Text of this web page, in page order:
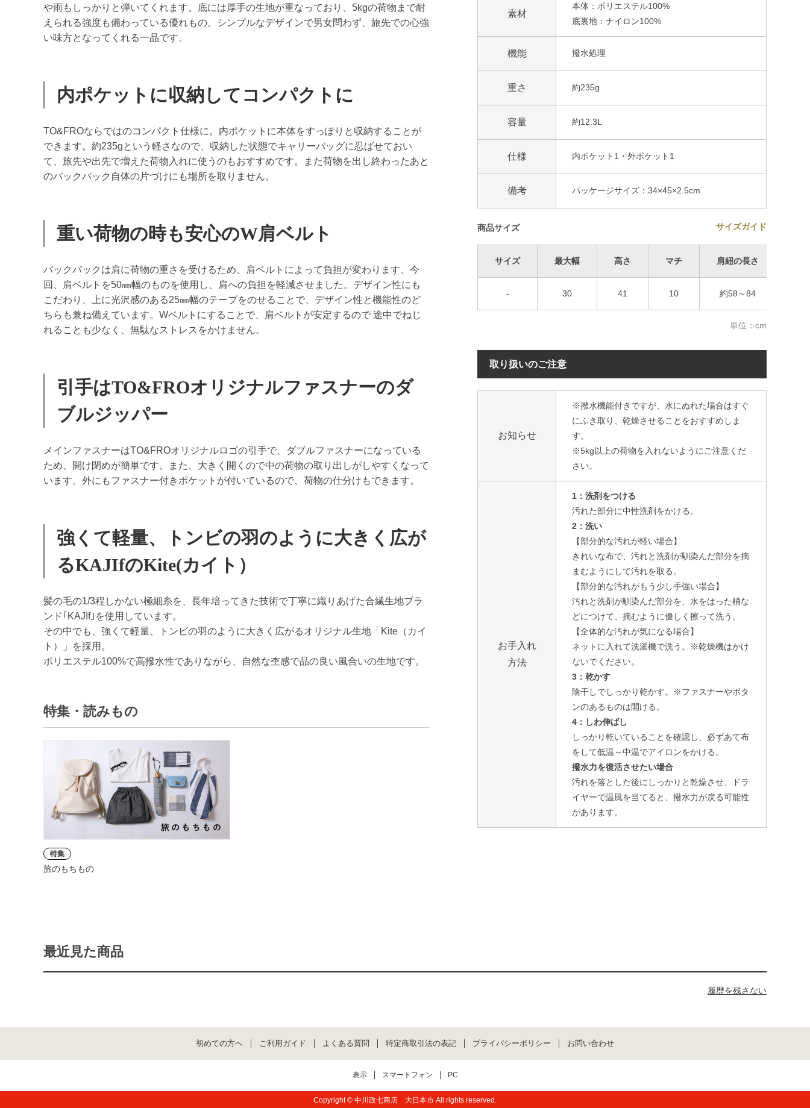
や雨もしっかりと弾いてくれます。底には厚手の生地が重なっており、5kgの荷物まで耐
えられる強度も備わっている優れもの。シンプルなデザインで男女問わず、旅先での心強
い味方となってくれる一品です。
内ポケットに収納してコンパクトに
TO&FROならではのコンパクト仕様に。内ポケットに本体をすっぽりと収納することが
できます。約235gという軽さなので、収納した状態でキャリーバッグに忍ばせておい
て、旅先や出先で増えた荷物入れに使うのもおすすめです。また荷物を出し終わったあと
のバックバック自体の片づけにも場所を取りません。
重い荷物の時も安心のW肩ベルト
バックパックは肩に荷物の重さを受けるため、肩ベルトによって負担が変わります。今
回、肩ベルトを50㎜幅のものを使用し、肩への負担を軽減させました。デザイン性にも
こだわり、上に光沢感のある25㎜幅のテープをのせることで、デザイン性と機能性のど
ちらも兼ね備えています。Wベルトにすることで、肩ベルトが安定するので 途中でねじ
れることも少なく、無駄なストレスをかけません。
引手はTO&FROオリジナルファスナーのダ
ブルジッパー
メインファスナーはTO&FROオリジナルロゴの引手で、ダブルファスナーになっている
ため、開け閉めが簡単です。また、大きく開くので中の荷物の取り出しがしやすくなって
います。外にもファスナー付きポケットが付いているので、荷物の仕分けもできます。
強くて軽量、トンビの羽のように大きく広が
るKAJIfのKite(カイト）
髪の毛の1/3程しかない極細糸を、長年培ってきた技術で丁寧に織りあげた合繊生地ブラ
ンド｢KAJIf｣を使用しています。
その中でも、強くて軽量、トンビの羽のように大きく広がるオリジナル生地「Kite（カイ
ト）」を採用。
ポリエステル100%で高撥水性でありながら、自然な杢感で品の良い風合いの生地です。
特集・読みもの
特集
旅のもちもの
素材
本体：ポリエステル100%
底裏地：ナイロン100%
機能 撥水処理
重さ 約235g
容量 約12.3L
仕様 内ポケット1・外ポケット1
備考 パッケージサイズ：34×45×2.5cm
商品サイズ サイズガイド
サイズ 最大幅 高さ マチ 肩紐の長さ
- 30 41 10 約58～84
単位：cm
取り扱いのご注意
お知らせ
※撥水機能付きですが、水にぬれた場合はすぐ
にふき取り、乾燥させることをおすすめしま
す。
※5kg以上の荷物を入れないようにご注意くだ
さい。
お手入れ
方法
1：洗剤をつける
汚れた部分に中性洗剤をかける。
2：洗い
【部分的な汚れが軽い場合】
きれいな布で、汚れと洗剤が馴染んだ部分を摘
まむようにして汚れを取る。
【部分的な汚れがもう少し手強い場合】
汚れと洗剤が馴染んだ部分を、水をはった桶な
どにつけて、摘むように優しく擦って洗う。
【全体的な汚れが気になる場合】
ネットに入れて洗濯機で洗う。※乾燥機はかけ
ないでください。
3：乾かす
陰干しでしっかり乾かす。※ファスナーやボタ
ンのあるものは開ける。
4：しわ伸ばし
しっかり乾いていることを確認し、必ずあて布
をして低温～中温でアイロンをかける。
撥水力を復活させたい場合
汚れを落とした後にしっかりと乾燥させ、ドラ
イヤーで温風を当てると、撥水力が戻る可能性
があります。
最近見た商品
履歴を残さない
初めての方へ ご利用ガイド よくある質問 特定商取引法の表記 プライバシーポリシー お問い合わせ
表示 スマートフォン PC
Copyright © 中川政七商店 大日本市 All rights reserved.